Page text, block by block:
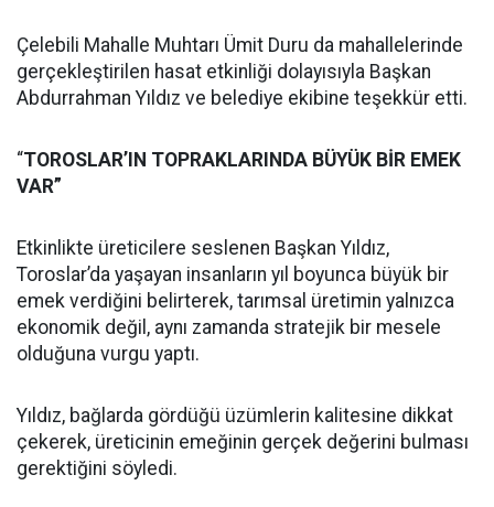
Çelebili Mahalle Muhtarı Ümit Duru da mahallelerinde
gerçekleştirilen hasat etkinliği dolayısıyla Başkan
Abdurrahman Yıldız ve belediye ekibine teşekkür etti.
“TOROSLAR’IN TOPRAKLARINDA BÜYÜK BİR EMEK
VAR”
Etkinlikte üreticilere seslenen Başkan Yıldız,
Toroslar’da yaşayan insanların yıl boyunca büyük bir
emek verdiğini belirterek, tarımsal üretimin yalnızca
ekonomik değil, aynı zamanda stratejik bir mesele
olduğuna vurgu yaptı.
Yıldız, bağlarda gördüğü üzümlerin kalitesine dikkat
çekerek, üreticinin emeğinin gerçek değerini bulması
gerektiğini söyledi.